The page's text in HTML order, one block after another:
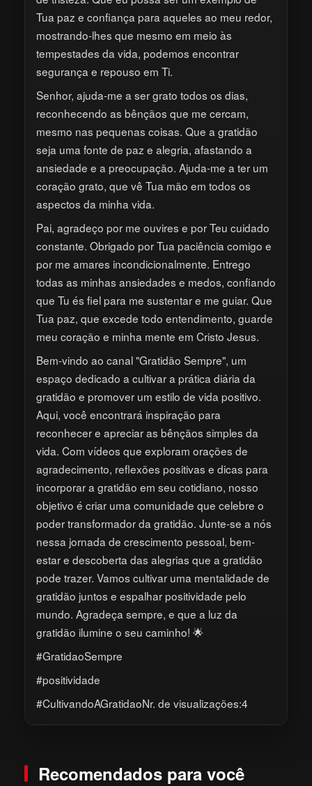
Tua paz e confiança para aqueles ao meu redor,
mostrando-lhes que mesmo em meio às
tempestades da vida, podemos encontrar
segurança e repouso em Ti.
Senhor, ajuda-me a ser grato todos os dias,
reconhecendo as bênçãos que me cercam,
mesmo nas pequenas coisas. Que a gratidão
seja uma fonte de paz e alegria, afastando a
ansiedade e a preocupação. Ajuda-me a ter um
coração grato, que vê Tua mão em todos os
aspectos da minha vida.
Pai, agradeço por me ouvires e por Teu cuidado
constante. Obrigado por Tua paciência comigo e
por me amares incondicionalmente. Entrego
todas as minhas ansiedades e medos, confiando
que Tu és fiel para me sustentar e me guiar. Que
Tua paz, que excede todo entendimento, guarde
meu coração e minha mente em Cristo Jesus.
Bem-vindo ao canal "Gratidão Sempre", um
espaço dedicado a cultivar a prática diária da
gratidão e promover um estilo de vida positivo.
Aqui, você encontrará inspiração para
reconhecer e apreciar as bênçãos simples da
vida. Com vídeos que exploram orações de
agradecimento, reflexões positivas e dicas para
incorporar a gratidão em seu cotidiano, nosso
objetivo é criar uma comunidade que celebre o
poder transformador da gratidão. Junte-se a nós
nessa jornada de crescimento pessoal, bem-
estar e descoberta das alegrias que a gratidão
pode trazer. Vamos cultivar uma mentalidade de
gratidão juntos e espalhar positividade pelo
mundo. Agradeça sempre, e que a luz da
gratidão ilumine o seu caminho! 🌟
#GratidaoSempre
#positividade
#CultivandoAGratidaoNr. de visualizações:4
Recomendados para você